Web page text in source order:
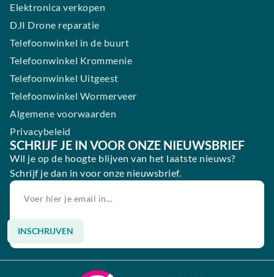
Elektronica verkopen
DJI Drone reparatie
Telefoonwinkel in de buurt
Telefoonwinkel Krommenie
Telefoonwinkel Uitgeest
Telefoonwinkel Wormerveer
Algemene voorwaarden
Privacybeleid
SCHRIJF JE IN VOOR ONZE NIEUWSBRIEF
Wil je op de hoogte blijven van het laatste nieuws?
Schrijf je dan in voor onze nieuwsbrief.
INSCHRIJVEN
Alternative: